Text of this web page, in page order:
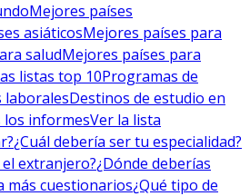
Mejores países
asiáticosMejores países para
saludMejores países para
listas top 10Programas de
laboralesDestinos de estudio en
informesVer la lista
¿Cuál debería ser tu especialidad?
extranjero?¿Dónde deberías
más cuestionarios¿Qué tipo de